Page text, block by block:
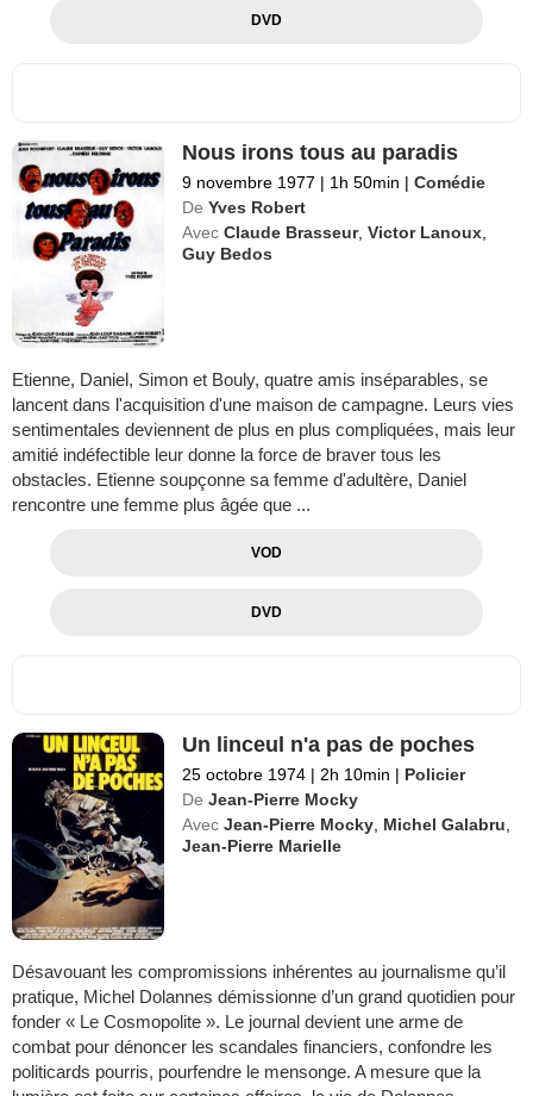
DVD
Nous irons tous au paradis
9 novembre 1977 | 1h 50min | Comédie
De Yves Robert
Avec Claude Brasseur,Victor Lanoux
Guy Bedos
Etienne, Daniel, Simon et Bouly, quatre amis inséparables, se
lancent dans l'acquisition d'une maison de campagne. Leurs vies
sentimentales deviennent de plus en plus compliquées, mais leur
amitié indéfectible leur donne la force de braver tous les
obstacles. Etienne soupçonne sa femme d'adultère, Daniel
rencontre une femme plus âgée que ...
VOD
DVD
Un linceul n'a pas de poches
25 octobre 1974 | 2h 10min | Policier
De Jean-Pierre Mocky
Avec Jean-Pierre Mocky Michel Galabru
Jean-Pierre Marielle
Désavouant les compromissions inhérentes au journalisme qu’il
pratique, Michel Dolannes démissionne d’un grand quotidien pour
fonder « Le Cosmopolite ». Le journal devient une arme de
combat pour dénoncer les scandales financiers, confondre les
politicards pourris, pourfendre le mensonge. A mesure que la